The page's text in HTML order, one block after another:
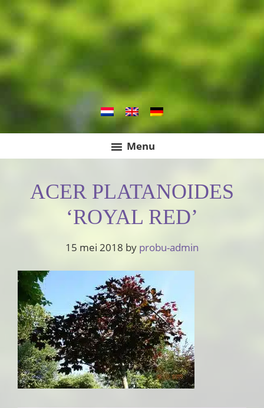
naar
de
hoofdnavigatie
naar
de
hoofd
inhoud
naar
de
eerste
sidebar
Menu
ACER PLATANOIDES
‘ROYAL RED’
15 mei 2018 by probu-admin